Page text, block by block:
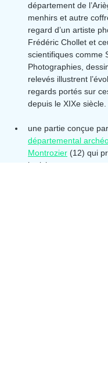
département de
menhirs et autre
regard d’un artiste
Frédéric Chollet et
scientifiques comme
Photographies,
relevés illustrent
regards portés sur
depuis le XIXe siècle.
une partie conçue
départemental
Montrozier (12) qui
le riche…